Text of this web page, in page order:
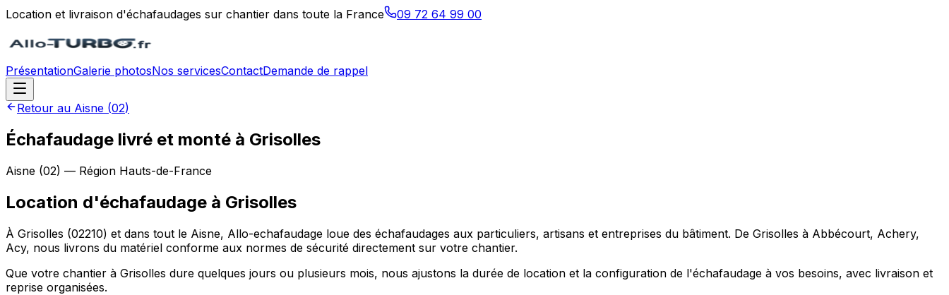
Location et livraison d'échafaudages sur chantier dans toute la France 09 72 64 99 00
PrésentationGalerie photosNos servicesContactDemande de rappel
Retour au Aisne (02)
Échafaudage livré et monté à Grisolles
Aisne (02) — Région Hauts-de-France
Location d'échafaudage à Grisolles
À Grisolles (02210) et dans tout le Aisne, Allo-echafaudage loue des échafaudages aux particuliers, artisans et entreprises du bâtiment. De Grisolles à Abbécourt, Achery,
Acy, nous livrons du matériel conforme aux normes de sécurité directement sur votre chantier.
Que votre chantier à Grisolles dure quelques jours ou plusieurs mois, nous ajustons la durée de location et la configuration de l'échafaudage à vos besoins, avec livraison et
reprise organisées.